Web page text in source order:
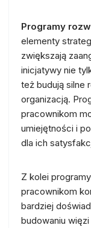
Programy
elementy
zwiększają
inicjatywy nie
też budują silne
organizacją.
pracownikom
umiejętności i
dla ich
Z kolei
pracownikom
bardziej
budowaniu